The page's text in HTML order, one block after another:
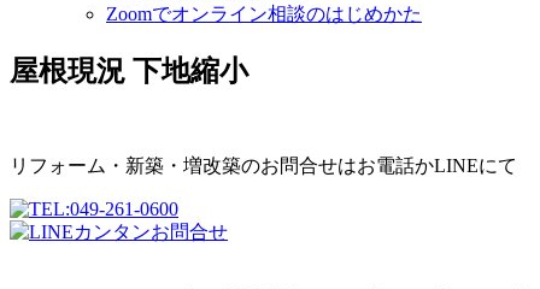
Zoomでオンライン相談のはじめかた
屋根現況 下地縮小
リフォーム・新築・増改築のお問合せはお電話かLINEにて